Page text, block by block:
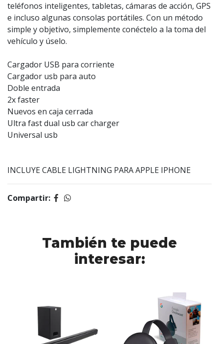
teléfonos inteligentes, tabletas, cámaras de acción, GPS
e incluso algunas consolas portátiles. Con un método
simple y objetivo, simplemente conéctelo a la toma del
vehículo y úselo.
Cargador USB para corriente
Cargador usb para auto
Doble entrada
2x faster
Nuevos en caja cerrada
Ultra fast dual usb car charger
Universal usb
INCLUYE CABLE LIGHTNING PARA APPLE IPHONE
Compartir:
También te puede
interesar: